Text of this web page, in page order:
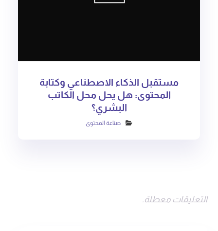
مستقبل الذكاء الاصطناعي وكتابة
المحتوى: هل يحل محل الكاتب
البشري؟
صناعة المحتوى
التعليقات معطلة.